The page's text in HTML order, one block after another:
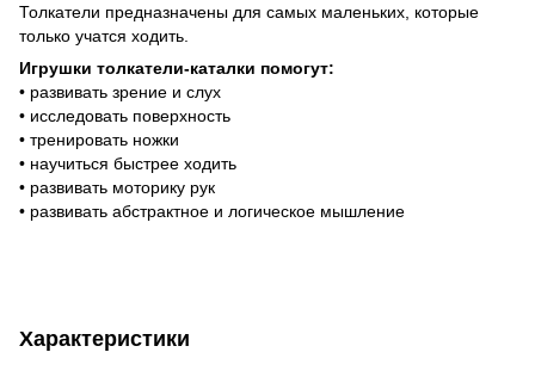
Толкатели предназначены для самых маленьких, которые
только учатся ходить.
Игрушки толкатели-каталки помогут:
• развивать зрение и слух
• исследовать поверхность
• тренировать ножки
• научиться быстрее ходить
• развивать моторику рук
• развивать абстрактное и логическое мышление
Характеристики